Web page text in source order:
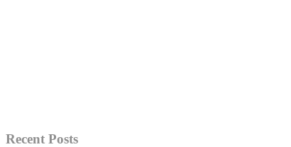
Recent Posts